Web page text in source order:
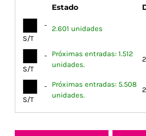
Estado
-
S/T
2.601 unidades
-
S/T
Próximas entradas: 1.512
unidades.
-
S/T
Próximas entradas: 5.508
unidades.